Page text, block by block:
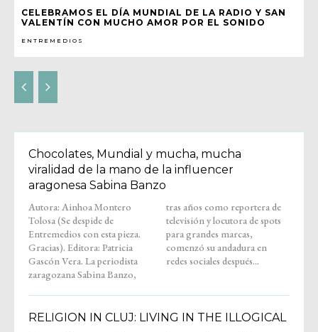
CELEBRAMOS EL DÍA MUNDIAL DE LA RADIO Y SAN
VALENTÍN CON MUCHO AMOR POR EL SONIDO
ENTREMEDIOS
Chocolates, Mundial y mucha, mucha
viralidad de la mano de la influencer
aragonesa Sabina Banzo
Autora: Ainhoa Montero
Tolosa (Se despide de
Entremedios con esta pieza.
Gracias). Editora: Patricia
Gascón Vera. La periodista
zaragozana Sabina Banzo,
tras años como reportera de
televisión y locutora de spots
para grandes marcas,
comenzó su andadura en
redes sociales después...
RELIGION IN CLUJ: LIVING IN THE ILLOGICAL